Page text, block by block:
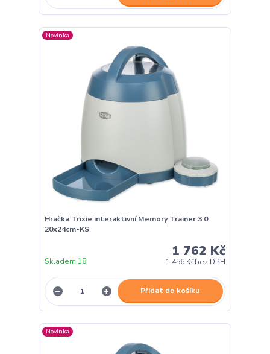
Novinka
Hračka Trixie interaktivní Memory Trainer 3.0
20x24cm-KS
1 762 Kč
1 456 Kčbez DPH
Skladem 18
Přidat do košíku
Novinka